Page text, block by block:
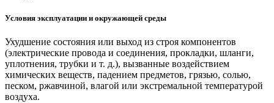
Условия эксплуатации и окружающей среды
Ухудшение состояния или выход из строя компонентов
(электрические провода и соединения, прокладки, шланги,
уплотнения, трубки и т. д.), вызванные воздействием
химических веществ, падением предметов, грязью, солью,
песком, ржавчиной, влагой или экстремальной температурой
воздуха.